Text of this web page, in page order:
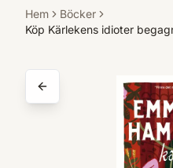
Hem
Böcker
Köp Kärlekens idioter